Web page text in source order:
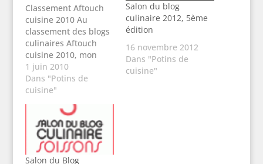
Classement Aftouch
cuisine 2010 Au
classement des blogs
culinaires Aftouch
cuisine 2010, mon
blog se trouve à la
31ème place sur 773
blogs inscrits, avec un
total de 463 votes. Un
grand merci à tous
ceux qui ont eut la
patience d’aller voter
régulièrement. C’est
grâce à votre fidélité
1 juin 2010
Dans "Potins de
cuisine"
Salon du blog
culinaire 2012, 5ème
édition
16 novembre 2012
Dans "Potins de
cuisine"
Salon du Blog